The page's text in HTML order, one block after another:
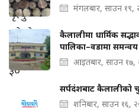
मंगलबार, साउन १९,
कैलालीमा धार्मिक
पालिका–वडामा
आइतबार, साउन १७,
सर्पदंशबाट कैलालीको
शनिबार, साउन १६,